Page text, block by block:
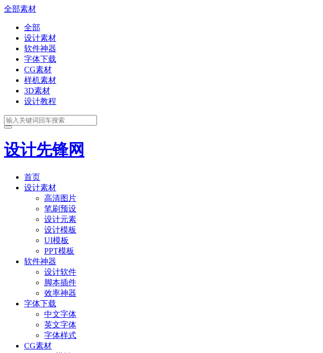
全部素材
全部
设计素材
软件神器
字体下载
CG素材
样机素材
3D素材
设计教程
设计先锋网
首页
设计素材
高清图片
笔刷预设
设计元素
设计模板
UI模板
PPT模板
软件神器
设计软件
脚本插件
效率神器
字体下载
中文字体
英文字体
字体样式
CG素材